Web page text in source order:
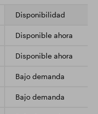
Disponibilidad
Disponible ahora
Disponible ahora
Bajo demanda
Bajo demanda